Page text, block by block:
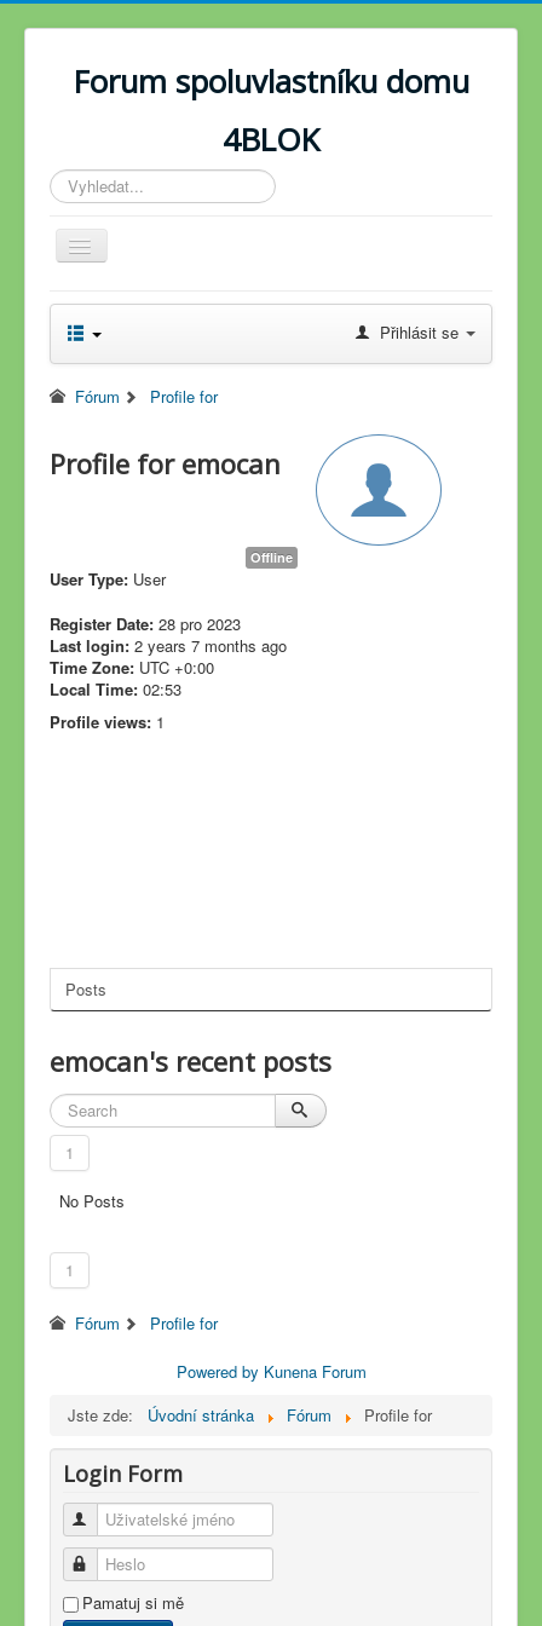
Forum spoluvlastníku domu
4BLOK
Vyhledávání...
Toggle
Navigation
Novinky
Fórum
Přihlásit se
Fórum Profile for
Profile for emocan
Offline
User Type: User
Register Date: 28 pro 2023
Last login: 2 years 7 months ago
Time Zone: UTC +0:00
Local Time: 02:53
Profile views: 1
Posts
emocan's recent posts
1
No Posts
1
Fórum Profile for
Powered by Kunena Forum
Jste zde:
Úvodní stránka Fórum Profile for
Login Form
Uživatelské jméno
Heslo
Pamatuj si mě